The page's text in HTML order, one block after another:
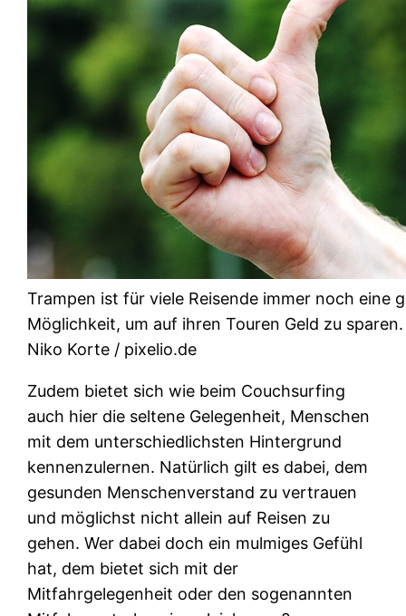
Trampen ist für viele Reisende immer noch eine
Möglichkeit, um auf ihren Touren Geld zu
Niko Korte / pixelio.de
Zudem bietet sich wie beim Couchsurfing
auch hier die seltene Gelegenheit, Menschen
mit dem unterschiedlichsten Hintergrund
kennenzulernen. Natürlich gilt es dabei, dem
gesunden Menschenverstand zu vertrauen
und möglichst nicht allein auf Reisen zu
gehen. Wer dabei doch ein mulmiges Gefühl
hat, dem bietet sich mit der
Mitfahrgelegenheit oder den sogenannten